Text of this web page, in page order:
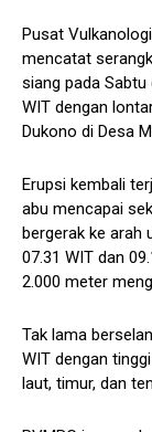
Pusat
mencatat
siang pada
WIT dengan
Dukono di Desa
Erupsi kembali
abu mencapai
bergerak ke arah
07.31 WIT dan
2.000 meter
Tak lama
WIT dengan
laut, timur, dan